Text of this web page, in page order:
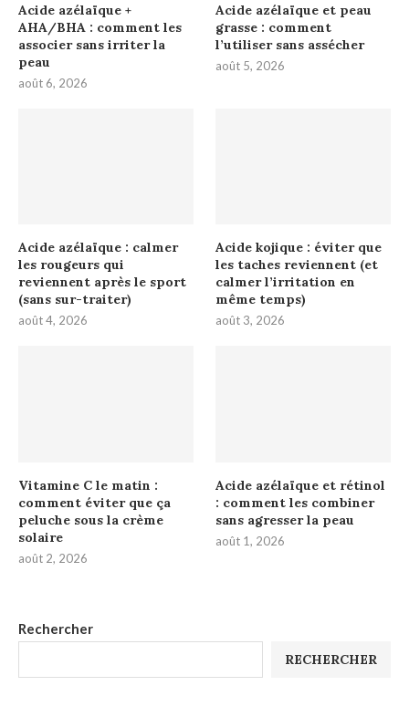
Rechercher
RECHERCHER
Acide azélaïque +
AHA/BHA : comment les
associer sans irriter la
peau
août 6, 2026
Acide azélaïque et peau
grasse : comment
l’utiliser sans assécher
août 5, 2026
Acide azélaïque : calmer
les rougeurs qui
reviennent après le sport
(sans sur-traiter)
août 4, 2026
Acide kojique : éviter que
les taches reviennent (et
calmer l’irritation en
même temps)
août 3, 2026
Vitamine C le matin :
comment éviter que ça
peluche sous la crème
solaire
août 2, 2026
Acide azélaïque et rétinol
: comment les combiner
sans agresser la peau
août 1, 2026